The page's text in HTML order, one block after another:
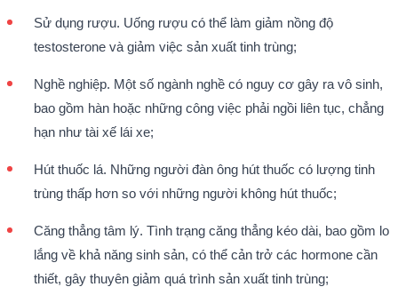
Sử dụng rượu. Uống rượu có thể làm giảm nồng độ
testosterone và giảm việc sản xuất tinh trùng;
Nghề nghiệp. Một số ngành nghề có nguy cơ gây ra vô sinh,
bao gồm hàn hoặc những công việc phải ngồi liên tục, chẳng
hạn như tài xế lái xe;
Hút thuốc lá. Những người đàn ông hút thuốc có lượng tinh
trùng thấp hơn so với những người không hút thuốc;
Căng thẳng tâm lý. Tình trạng căng thẳng kéo dài, bao gồm lo
lắng về khả năng sinh sản, có thể cản trở các hormone cần
thiết, gây thuyên giảm quá trình sản xuất tinh trùng;